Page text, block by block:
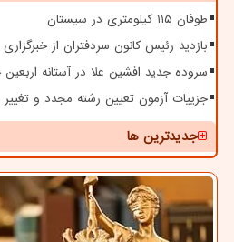
طوفان ۱۱۵ کیلومتری در سیستان
بازدید رئیس کانون سردفتران از خبرگزاری
سروده جدید افشین علا در آستانه
جزییات آزمون تعیین رشته مجدد و
جدیدترین ها